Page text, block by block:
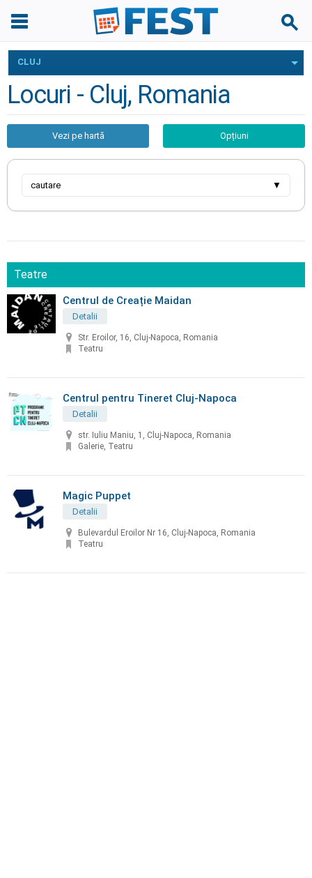
CLUJ
Locuri - Cluj, Romania
Vezi pe hartă Opțiuni
cautare ▼
Teatre
Centrul de Creație Maidan
Detalii
Str. Eroilor, 16, Cluj-Napoca, Romania
Teatru
Centrul pentru Tineret Cluj-Napoca
Detalii
str. Iuliu Maniu, 1, Cluj-Napoca, Romania
Galerie, Teatru
Magic Puppet
Detalii
Bulevardul Eroilor Nr 16, Cluj-Napoca, Romania
Teatru